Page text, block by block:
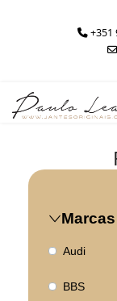
+351
Marcas
Audi
BBS